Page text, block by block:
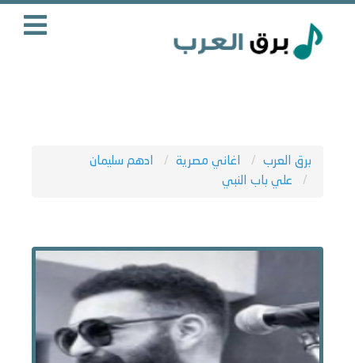
برق العرب اغاني مصرية
ادهم سليمان
علي باب النبي